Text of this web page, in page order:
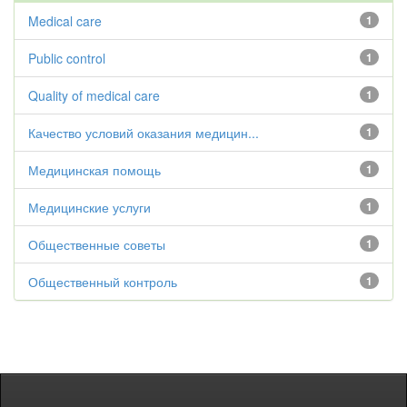
1
Medical care
1
Public control
1
Quality of medical care
1
Качество условий оказания медицин...
1
Медицинская помощь
1
Медицинские услуги
1
Общественные советы
1
Общественный контроль